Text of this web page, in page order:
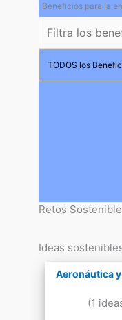
Beneficios para la
TODOS los
Retos
Ideas
Aeronáutica
(1